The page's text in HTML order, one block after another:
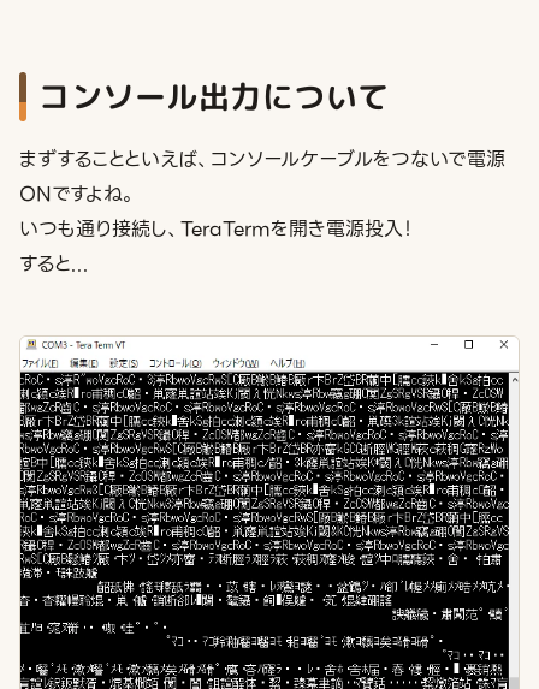
コンソール出力について
まずすることといえば、コンソールケーブルをつないで電源
ONですよね。
いつも通り接続し、TeraTermを開き電源投入！
すると...